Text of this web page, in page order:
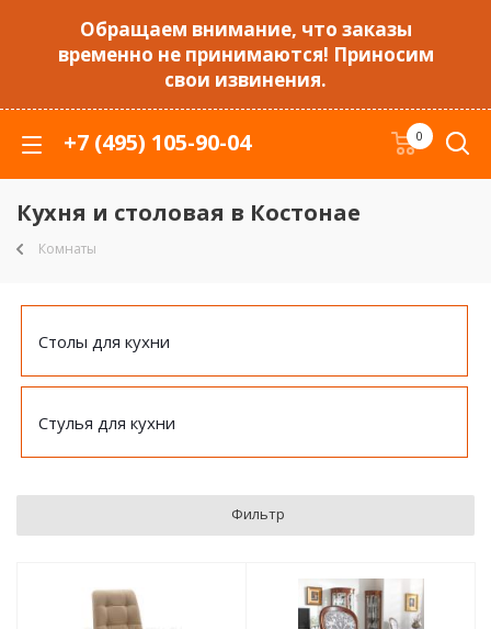
Обращаем внимание, что заказы
временно не принимаются! Приносим
свои извинения.
+7 (495) 105-90-04 0
Кухня и столовая в Костонае
Комнаты
Столы для кухни
Стулья для кухни
Фильтр